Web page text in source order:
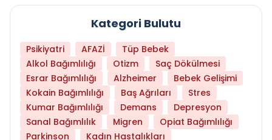
Kategori Bulutu
Psikiyatri AFAZİ
Tüp Bebek
Alkol Bağımlılığı
Otizm
Saç Dökülmesi
Esrar Bağımlılığı
Alzheimer
Bebek Gelişimi
Kokain Bağımlılığı
Baş Ağrıları
Stres
Kumar Bağımlılığı
Demans
Depresyon
Sanal Bağımlılık
Migren
Opiat Bağımlılığı
Parkinson
Kadın Hastalıkları